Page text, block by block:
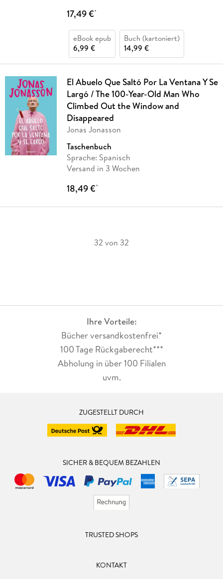
17,49 €*
eBook epub
6,99 €
Buch (kartoniert)
14,99 €
El Abuelo Que Saltó Por La Ventana Y Se
Largó / The 100-Year-Old Man Who
Climbed Out the Window and
Disappeared
Jonas Jonasson
Taschenbuch
Sprache: Spanisch
Versand in 3 Wochen
18,49 €*
32 von 32
Ihre Vorteile:
Bücher versandkostenfrei*
100 Tage Rückgaberecht***
Abholung in über 100 Filialen
uvm.
ZUGESTELLT DURCH
SICHER & BEQUEM BEZAHLEN
TRUSTED SHOPS
KONTAKT